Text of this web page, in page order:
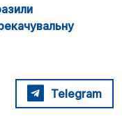
Telegram